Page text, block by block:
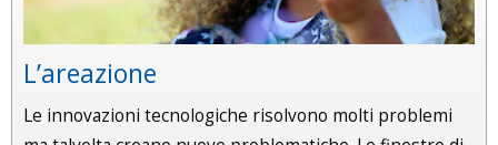
L’areazione
Le innovazioni tecnologiche risolvono molti problemi